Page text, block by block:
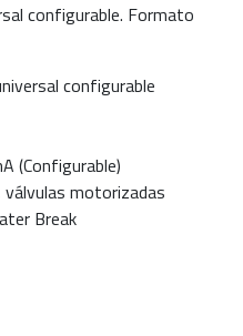
configurable. Formato
configurable
(Configurable)
motorizadas
Break